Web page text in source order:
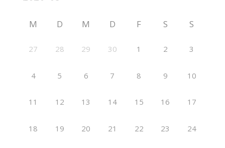
M D M D F S S
27 28 29 30 1 2 3
4 5 6 7 8 9 10
11 12 13 14 15 16 17
18 19 20 21 22 23 24